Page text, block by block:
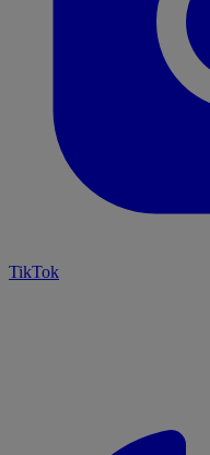
TikTok